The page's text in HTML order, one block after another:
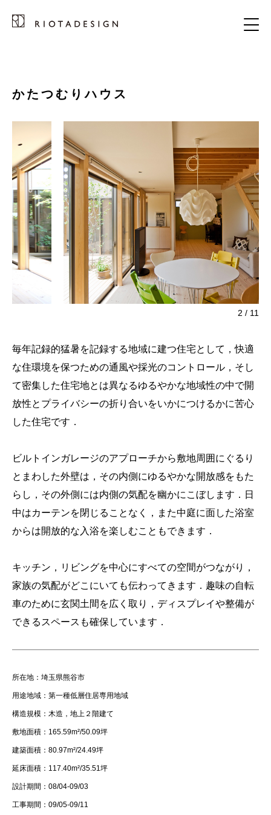
かたつむりハウス
2 / 11
毎年記録的猛暑を記録する地域に建つ住宅として，快適
な住環境を保つための通風や採光のコントロール，そし
て密集した住宅地とは異なるゆるやかな地域性の中で開
放性とプライバシーの折り合いをいかにつけるかに苦心
した住宅です．
ビルトインガレージのアプローチから敷地周囲にぐるり
とまわした外壁は，その内側にゆるやかな開放感をもた
らし，その外側には内側の気配を幽かにこぼします．日
中はカーテンを閉じることなく，また中庭に面した浴室
からは開放的な入浴を楽しむこともできます．
キッチン，リビングを中心にすべての空間がつながり，
家族の気配がどこにいても伝わってきます．趣味の自転
車のために玄関土間を広く取り，ディスプレイや整備が
できるスペースも確保しています．
所在地：埼玉県熊谷市
用途地域：第一種低層住居専用地域
構造規模：木造，地上２階建て
敷地面積：165.59m²/50.09坪
建築面積：80.97m²/24.49坪
延床面積：117.40m²/35.51坪
設計期間：08/04-09/03
工事期間：09/05-09/11